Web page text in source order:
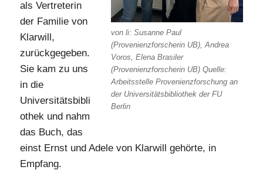
von li: Susanne Paul
(Provenienzforscherin UB), Andrea
Voros, Elena Brasiler
(Provenienzforscherin UB) Quelle:
Arbeitsstelle Provenienzforschung an
der Universitätsbibliothek der FU
Berlin
als Vertreterin
der Familie von
Klarwill,
zurückgegeben.
Sie kam zu uns
in die
Universitätsbibli
othek und nahm
das Buch, das
einst Ernst und Adele von Klarwill gehörte, in
Empfang.